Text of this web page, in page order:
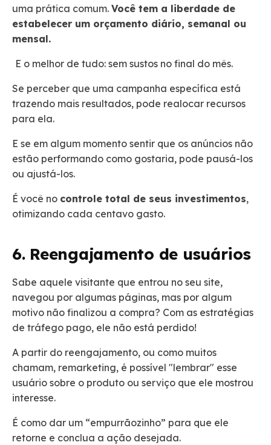
uma prática comum. Você tem a liberdade de
estabelecer um orçamento diário, semanal ou
mensal.
E o melhor de tudo: sem sustos no final do mês.
Se perceber que uma campanha específica está
trazendo mais resultados, pode realocar recursos
para ela.
E se em algum momento sentir que os anúncios não
estão performando como gostaria, pode pausá-los
ou ajustá-los.
É você no controle total de seus investimentos,
otimizando cada centavo gasto.
6. Reengajamento de usuários
Sabe aquele visitante que entrou no seu site,
navegou por algumas páginas, mas por algum
motivo não finalizou a compra? Com as estratégias
de tráfego pago, ele não está perdido!
A partir do reengajamento, ou como muitos
chamam, remarketing, é possível "lembrar" esse
usuário sobre o produto ou serviço que ele mostrou
interesse.
É como dar um “empurrãozinho” para que ele
retorne e conclua a ação desejada.